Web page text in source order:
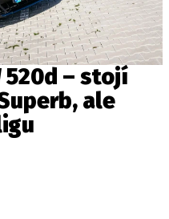
520d – stojí
ale